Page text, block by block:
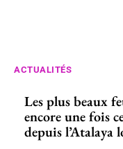
ACTUALITÉS
Les plus beaux
encore une fois
depuis l’Atalaya